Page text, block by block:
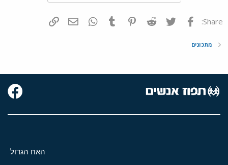
Share: פייסבוק Twitter
Reddit
Pinterest
Tumblr
WhatsAppדואר אלקטרוני
מתכונים
האח הגדול